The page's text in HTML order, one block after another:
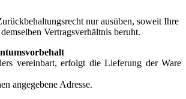
nur ausüben, soweit Ihre
Vertragsverhältnis beruht.
vereinbart, erfolgt die Lieferung der Ware
angegebene Adresse.